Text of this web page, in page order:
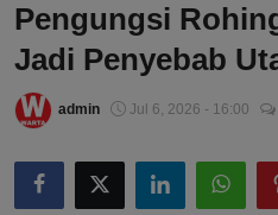
Pengungsi
Jadi Penyebab
admin Jul 6, 2026 - 16:00